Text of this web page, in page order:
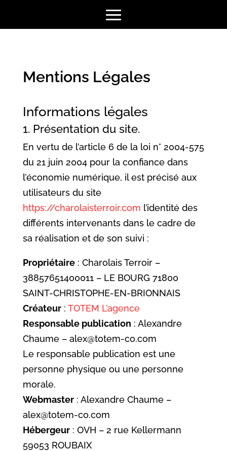
Mentions Légales
Informations légales
1. Présentation du site.
En vertu de l’article 6 de la loi n° 2004-575
du 21 juin 2004 pour la confiance dans
l’économie numérique, il est précisé aux
utilisateurs du site
https://charolaisterroir.com l’identité des
différents intervenants dans le cadre de
sa réalisation et de son suivi :
Propriétaire: Charolais Terroir –
38857651400011 – LE BOURG 71800
SAINT-CHRISTOPHE-EN-BRIONNAIS
Créateur: TOTEM L’agence
Responsable publication : Alexandre
Chaume – alex@totem-co.com
Le responsable publication est une
personne physique ou une personne
morale.
Webmaster: Alexandre Chaume –
alex@totem-co.com
Hébergeur: OVH – 2 rue Kellermann
59053 ROUBAIX